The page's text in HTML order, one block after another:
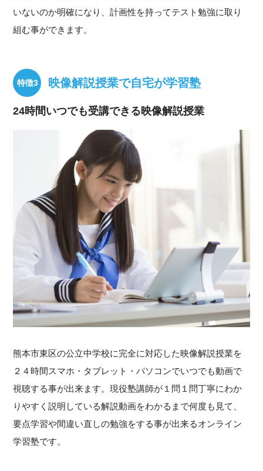
いないのか明確になり、計画性を持ってテスト勉強に取り
組む事ができます。
映像解説授業で自宅が学習塾
24時間いつでも受講できる映像解説授業
熊本市東区の公立中学校に完全に対応した映像解説授業を
２４時間スマホ・タブレット・パソコンでいつでも動画で
視聴する事が出来ます。現役塾講師が１問１問丁寧にわか
りやすく説明している解説動画をわかるまで何度も見て、
要点学習や間違い直しの勉強をする事が出来るオンライン
学習塾です。